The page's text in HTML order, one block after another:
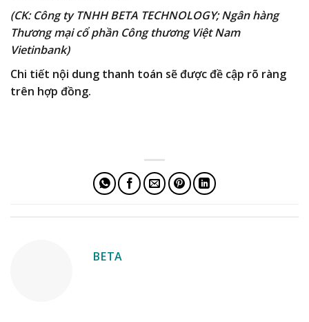
(CK: Công ty TNHH BETA TECHNOLOGY; Ngân hàng
Thương mại cổ phần Công thương Việt Nam
Vietinbank)
Chi tiết nội dung thanh toán sẽ được đề cập rõ ràng
trên hợp đồng.
BETA